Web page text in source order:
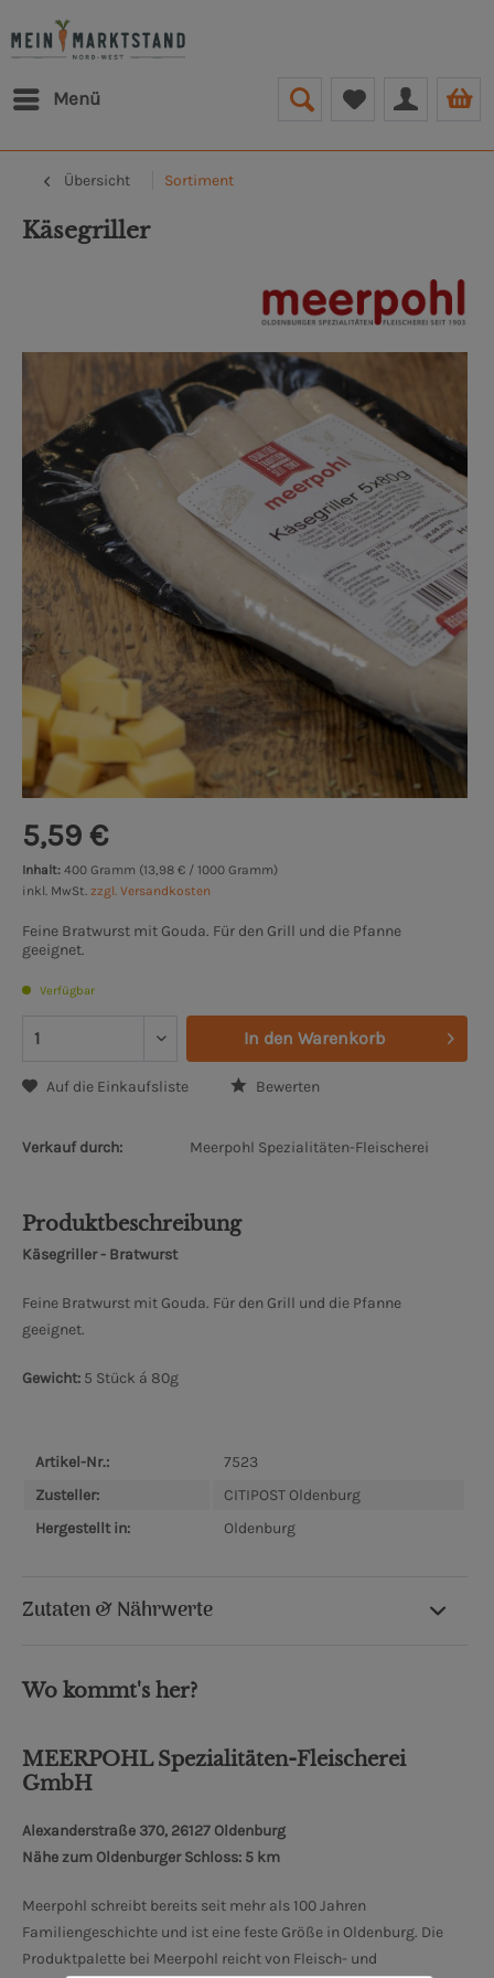
Menü
Übersicht Sortiment
Käsegriller
5,59 €
Inhalt: 400 Gramm (13,98 € / 1000 Gramm)
inkl. MwSt. zzgl. Versandkosten
Feine Bratwurst mit Gouda. Für den Grill und die Pfanne
geeignet.
Verfügbar
In den Warenkorb
Auf die Einkaufsliste Bewerten
Verkauf durch: Meerpohl Spezialitäten-Fleischerei
Produktbeschreibung
Käsegriller - Bratwurst
Feine Bratwurst mit Gouda. Für den Grill und die Pfanne
geeignet.
Gewicht: 5 Stück á 80g
Artikel-Nr.:
7523
Zusteller:
CITIPOST Oldenburg
Hergestellt in:
Oldenburg
Zutaten & Nährwerte
Wo kommt's her?
MEERPOHL Spezialitäten-Fleischerei
GmbH
Alexanderstraße 370, 26127 Oldenburg
Nähe zum Oldenburger Schloss: 5 km
Meerpohl schreibt bereits seit mehr als 100 Jahren
Familiengeschichte und ist eine feste Größe in Oldenburg. Die
Produktpalette bei Meerpohl reicht von Fleisch- und